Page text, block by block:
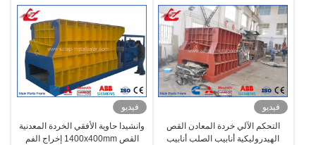
فيديو
التحكم الآلي خردة المعادن القص
الهيدروليكية أنابيب الصلب أنابيب
فيديو
وانشيدا حاوية الأفقي الخردة المعدنية
القص 1400x400mm إخراج الفم